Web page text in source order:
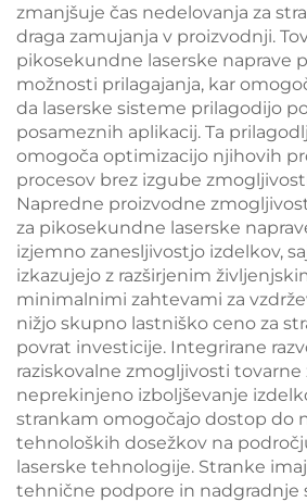
zmanjšuje čas nedelovanja za
draga zamujanja v proizvodnji.
pikosekundne laserske naprave
možnosti prilagajanja, kar
da laserske sisteme prilagodijo
posameznih aplikacij. Ta
omogoča optimizacijo njihovih
procesov brez izgube
Napredne proizvodne
za pikosekundne laserske
izjemno zanesljivostjo izdelkov,
izkazujejo z razširjenim
minimalnimi zahtevami za
nižjo skupno lastniško ceno za
povrat investicije. Integrirane
raziskovalne zmogljivosti tovarne
neprekinjeno izboljševanje
strankam omogočajo dostop do
tehnoloških dosežkov na
laserske tehnologije. Stranke
tehnične podpore in nadgradnje